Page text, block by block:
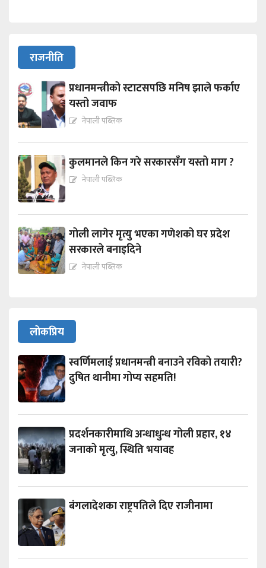
राजनीति
प्रधानमन्त्रीको स्टाटसपछि मनिष झाले फर्काए
यस्तो जवाफ
नेपाली पब्लिक
कुलमानले किन गरे सरकारसँग यस्तो माग ?
नेपाली पब्लिक
गोली लागेर मृत्यु भएका गणेशको घर प्रदेश
सरकारले बनाइदिने
नेपाली पब्लिक
लोकप्रिय
स्वर्णिमलाई प्रधानमन्त्री बनाउने रविको तयारी?
दुषित थानीमा गोप्य सहमति!
प्रदर्शनकारीमाथि अन्धाधुन्ध गोली प्रहार, १४
जनाको मृत्यु, स्थिति भयावह
बंगलादेशका राष्ट्रपतिले दिए राजीनामा